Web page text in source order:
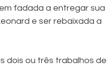
fadada a entregar sua
e ser rebaixada a
dois ou três trabalhos de